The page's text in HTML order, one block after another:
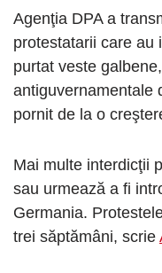
Agenţia DPA a
protestatarii care au
purtat veste
antiguvernamentale
pornit de la o
Mai multe interdicţii
sau urmează a fi
Germania.
trei săptămâni, scrie